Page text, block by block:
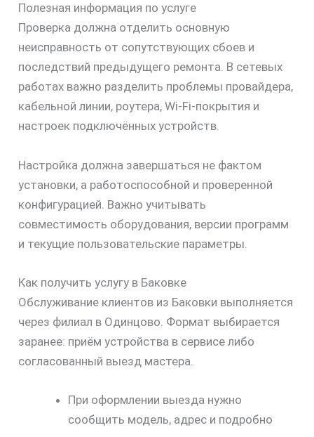
Полезная информация по услуге
Проверка должна отделить основную
неисправность от сопутствующих сбоев и
последствий предыдущего ремонта. В сетевых
работах важно разделить проблемы провайдера,
кабельной линии, роутера, Wi‑Fi-покрытия и
настроек подключённых устройств.
Настройка должна завершаться не фактом
установки, а работоспособной и проверенной
конфигурацией. Важно учитывать
совместимость оборудования, версии программ
и текущие пользовательские параметры.
Как получить услугу в Баковке
Обслуживание клиентов из Баковки выполняется
через филиал в Одинцово. Формат выбирается
заранее: приём устройства в сервисе либо
согласованный выезд мастера.
При оформлении выезда нужно
сообщить модель, адрес и подробно